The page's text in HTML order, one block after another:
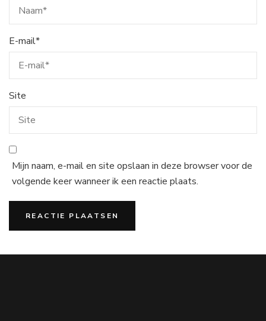
E-mail*
Site
Mijn naam, e-mail en site opslaan in deze browser voor de
volgende keer wanneer ik een reactie plaats.